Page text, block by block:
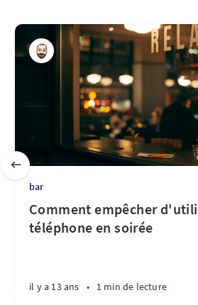
bar
Comment empêcher
téléphone en soirée
il y a 13 ans • 1 min de lecture